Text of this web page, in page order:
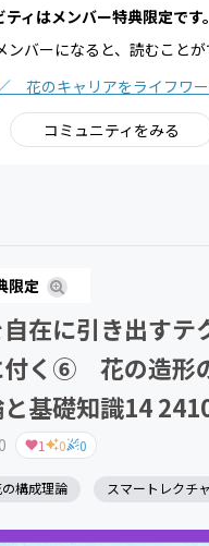
ィはメンバー特典限定です。
バーになると、読むことが
花のキャリアをライフワ
コミュニティをみる
限定
在に引き出すテ
付く⑥ 花の造
基礎知識14
1 0 0
構成理論 スマートレクチ